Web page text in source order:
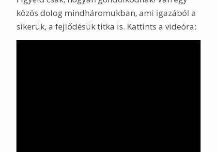
közös dolog mindháromukban, ami igazából a
sikerük, a fejlődésük titka is. Kattints a videóra: